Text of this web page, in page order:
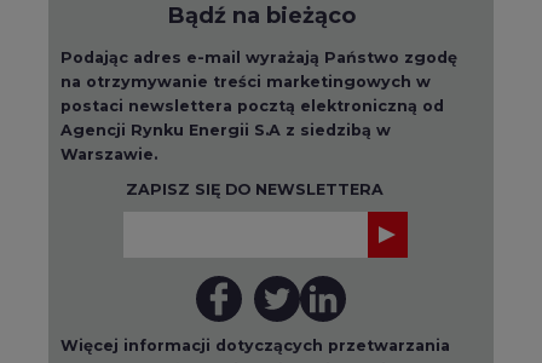
Bądź na bieżąco
Podając adres e-mail wyrażają Państwo zgodę
na otrzymywanie treści marketingowych w
postaci newslettera pocztą elektroniczną od
Agencji Rynku Energii S.A z siedzibą w
Warszawie.
ZAPISZ SIĘ DO NEWSLETTERA
Więcej informacji dotyczących przetwarzania